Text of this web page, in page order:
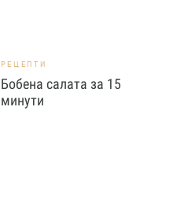
РЕЦЕПТИ
Бобена салата за 15
минути